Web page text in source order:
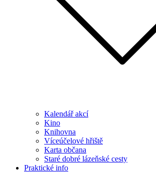
Kalendář akcí
Kino
Knihovna
Víceúčelové hřiště
Karta občana
Staré dobré lázeňské cesty
Praktické info